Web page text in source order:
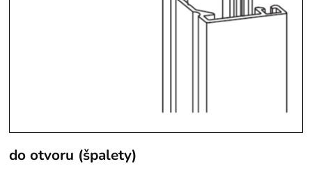
do otvoru (špalety)